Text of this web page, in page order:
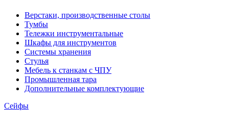
Верстаки, производственные столы
Тумбы
Тележки инструментальные
Шкафы для инструментов
Системы хранения
Стулья
Мебель к станкам с ЧПУ
Промышленная тара
Дополнительные комплектующие
Сейфы